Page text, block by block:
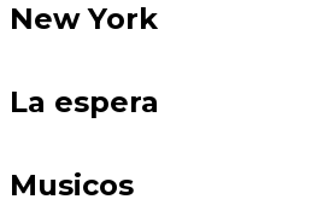
New York
La espera
Musicos